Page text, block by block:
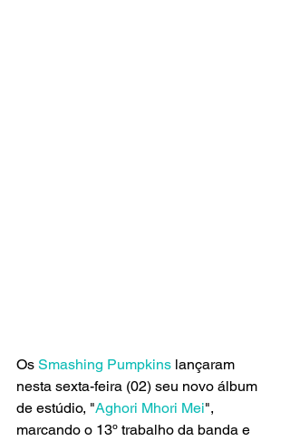
Os Smashing Pumpkins lançaram
nesta sexta-feira (02) seu novo álbum
de estúdio, "Aghori Mhori Mei",
marcando o 13º trabalho da banda e